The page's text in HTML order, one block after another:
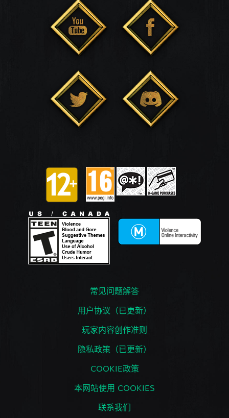
常见问题解答
用户协议（已更新）
玩家内容创作准则
隐私政策（已更新）
COOKIE政策
本网站使用 COOKIES
联系我们